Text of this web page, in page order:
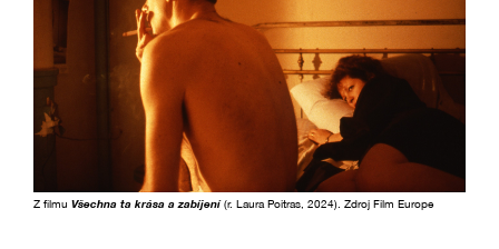
Z filmu Všechna ta krása a zabíjení(r. Laura Poitras, 2024). Zdroj Film Europe